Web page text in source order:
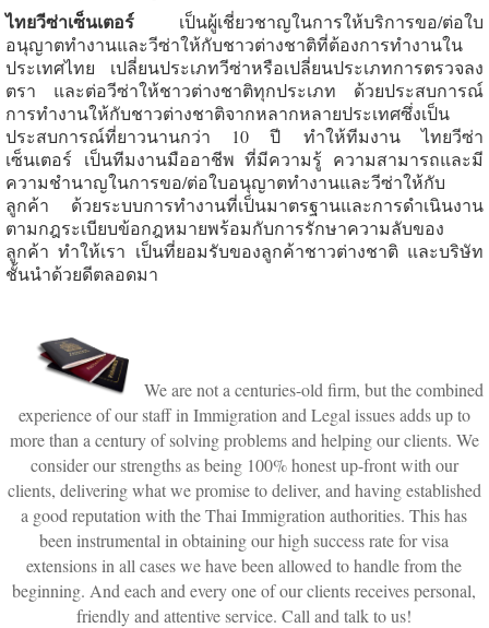
ไทยวีซ่าเซ็นเตอร์ เป็นผู้เชี่ยวชาญในการให้บริการขอ/ต่อใบ
อนุญาตทำงานและวีซ่าให้กับชาวต่างชาติที่ต้องการทำงานใน
ประเทศไทย เปลี่ยนประเภทวีซ่าหรือเปลี่ยนประเภทการตรวจลง
ตรา และต่อวีซ่าให้ชาวต่างชาติทุกประเภท ด้วยประสบการณ์
การทำงานให้กับชาวต่างชาติจากหลากหลายประเทศซึ่งเป็น
ประสบการณ์ที่ยาวนานกว่า 10 ปี ทำให้ทีมงาน ไทยวีซ่า
เซ็นเตอร์ เป็นทีมงานมืออาชีพ ที่มีความรู้ ความสามารถและมี
ความชำนาญในการขอ/ต่อใบอนุญาตทำงานและวีซ่าให้กับ
ลูกค้า ด้วยระบบการทำงานที่เป็นมาตรฐานและการดำเนินงาน
ตามกฎระเบียบข้อกฎหมายพร้อมกับการรักษาความลับของ
ลูกค้า ทำให้เรา เป็นที่ยอมรับของลูกค้าชาวต่างชาติ และบริษัท
ชั้นนำด้วยดีตลอดมา
We are not a centuries-old firm, but the combined
experience of our staff in Immigration and Legal issues adds up to
more than a century of solving problems and helping our clients. We
consider our strengths as being 100% honest up-front with our
clients, delivering what we promise to deliver, and having established
a good reputation with the Thai Immigration authorities. This has
been instrumental in obtaining our high success rate for visa
extensions in all cases we have been allowed to handle from the
beginning. And each and every one of our clients receives personal,
friendly and attentive service. Call and talk to us!